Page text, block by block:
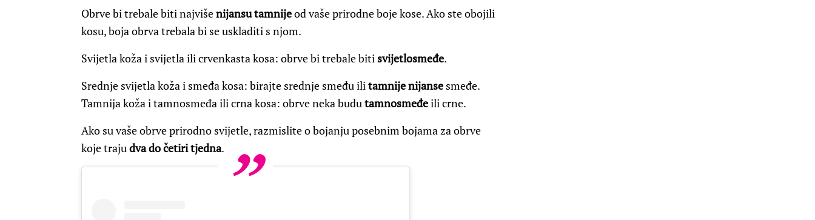
Obrve bi trebale biti najvišenijansu tamnijeod vaše prirodne boje kose. Ako ste obojili
kosu, boja obrva trebala bi se uskladiti s njom.
Svijetla koža i svijetla ili crvenkasta kosa: obrve bi trebale bitisvijetlosmeđe.
Srednje svijetla koža i smeđa kosa: birajte srednje smeđu ilitamnije nijanse smeđe.
Tamnija koža i tamnosmeđa ili crna kosa: obrve neka budutamnosmeđeili crne.
Ako su vaše obrve prirodno svijetle, razmislite o bojanju posebnim bojama za obrve
koje trajudva do četiri tjedna.